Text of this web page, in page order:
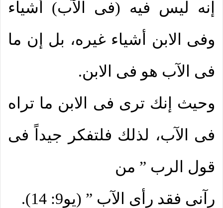
إنه ليس فيه (فى الآب) أشياء
وفى الابن أشياء غيره، بل إن ما
فى الآب هو فى الابن.
وحيث إنك ترى فى الابن ما تراه
فى الآب، لذلك فلتفكر جيداً فى
قول الرب ” من
رآنى فقد رأى الآب ” (يو9: 14).